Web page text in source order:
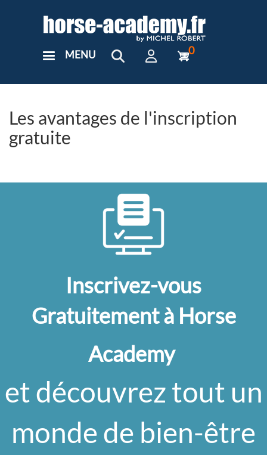
User
MENU 0
Les avantages de l'inscription
gratuite
Inscrivez-vous
Gratuitement à Horse
Academy
et découvrez tout un
monde de bien-être